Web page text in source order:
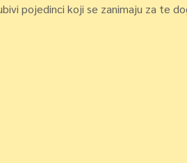
pojedinci koji se zanimaju za te